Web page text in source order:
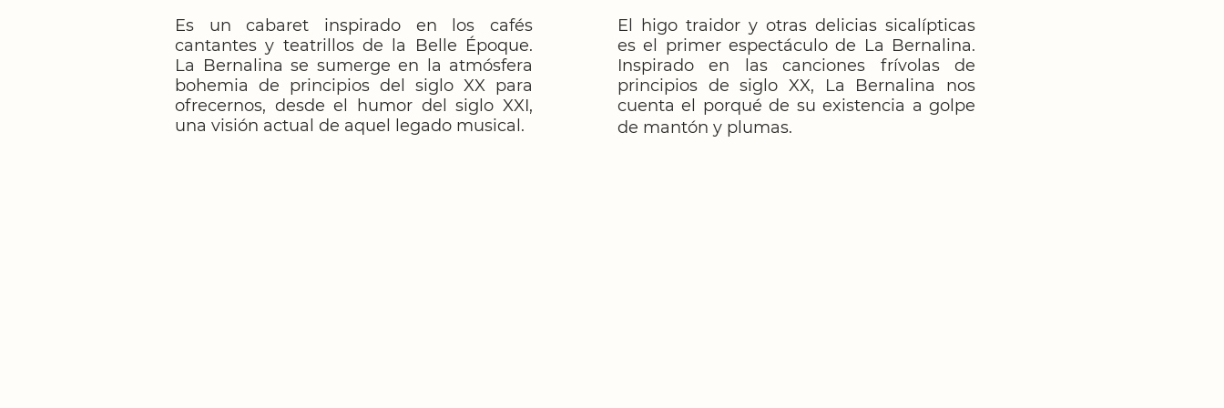
Es un cabaret inspirado en los cafés
cantantes y teatrillos de la Belle Époque.
La Bernalina se sumerge en la atmósfera
bohemia de principios del siglo XX para
ofrecernos, desde el humor del siglo XXI,
una visión actual de aquel legado musical.
El higo traidor y otras delicias sicalípticas
es el primer espectáculo de La Bernalina.
Inspirado en las canciones frívolas de
principios de siglo XX, La Bernalina nos
cuenta el porqué de su existencia a golpe
de mantón y plumas.